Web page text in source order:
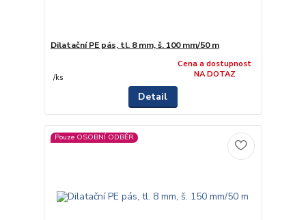
Dilatační PE pás, tl. 8 mm, š. 100 mm/50 m
/ks
Cena a dostupnost
NA DOTAZ
Detail
Pouze OSOBNÍ ODBĚR